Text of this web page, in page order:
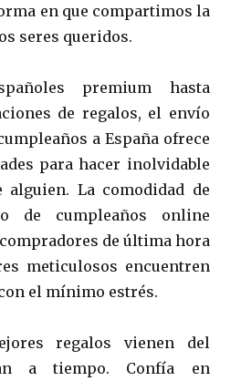
en que compartimos la
seres queridos.
premium hasta
de regalos, el envío
a España ofrece
para hacer inolvidable
La comodidad de
de cumpleaños online
de última hora
meticulosos encuentren
el mínimo estrés.
regalos vienen del
a tiempo. Confía en